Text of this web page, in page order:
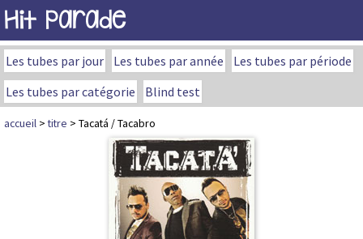
Hit Parade
Les tubes par jour Les tubes par année
Les tubes par période
Les tubes par catégorie
Blind test
accueil >titre > Tacatá / Tacabro